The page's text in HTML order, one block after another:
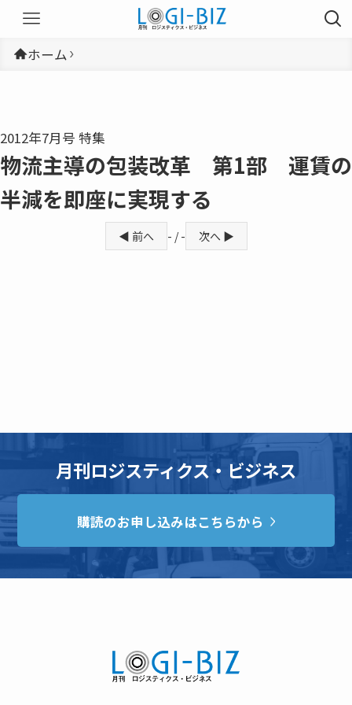
ホーム
2012年7月号 特集
物流主導の包装改革 第1部 運賃の
半減を即座に実現する
◀ 前へ - / - 次へ ▶
月刊ロジスティクス・ビジネス
購読のお申し込みはこちらから